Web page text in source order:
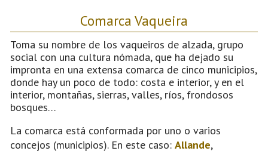
Comarca Vaqueira
Toma su nombre de los vaqueiros de alzada, grupo
social con una cultura nómada, que ha dejado su
impronta en una extensa comarca de cinco municipios,
donde hay un poco de todo: costa e interior, y en el
interior, montañas, sierras, valles, ríos, frondosos
bosques…
La comarca está conformada por uno o varios
concejos (municipios). En este caso: Allande,